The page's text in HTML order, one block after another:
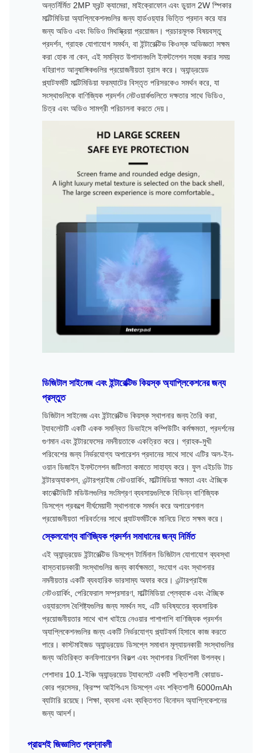
অন্তর্নির্মিত 2MP ফ্রন্ট ক্যামেরা, মাইক্রোফোন এবং ডুয়াল 2W স্পিকার
মাল্টিমিডিয়া অ্যাপ্লিকেশনগুলির জন্য হার্ডওয়্যার ভিত্তি প্রদান করে যার
জন্য অডিও এবং ভিডিও মিথস্ক্রিয়া প্রয়োজন। প্রচারমূলক বিষয়বস্তু
প্রদর্শন, গ্রাহক যোগাযোগ সমর্থন, বা ইন্টারেক্টিভ কিওস্ক অভিজ্ঞতা সক্ষম
করা হোক না কেন, এই সমন্বিত উপাদানগুলি ইনস্টলেশন সহজ করার সময়
বহিরাগত আনুষাঙ্গিকগুলির প্রয়োজনীয়তা হ্রাস করে। অ্যান্ড্রয়েড
প্ল্যাটফর্মটি মাল্টিমিডিয়া ফরম্যাটের বিস্তৃত পরিসরকেও সমর্থন করে, যা
সংস্থাগুলিকে বাণিজ্যিক প্রদর্শন নেটওয়ার্কগুলিতে দক্ষতার সাথে ভিডিও,
চিত্র এবং অডিও সামগ্রী পরিচালনা করতে দেয়।
ডিজিটাল সাইনেজ এবং ইন্টারেক্টিভ কিয়স্ক অ্যাপ্লিকেশনের জন্য
প্রস্তুত
ডিজিটাল সাইনেজ এবং ইন্টারেক্টিভ কিয়স্ক স্থাপনার জন্য তৈরি করা,
ট্যাবলেটটি একটি একক সমন্বিত ডিভাইসে কম্পিউটিং কর্মক্ষমতা, প্রদর্শনের
গুণমান এবং ইন্টারফেসের নমনীয়তাকে একত্রিত করে। গ্রাহক-মুখী
পরিবেশের জন্য নির্ভরযোগ্য অপারেশন প্রদানের সাথে সাথে এটির অল-ইন-
ওয়ান ডিজাইন ইনস্টলেশন জটিলতা কমাতে সাহায্য করে। ফুল এইচডি টাচ
ইন্টারঅ্যাকশন, এন্টারপ্রাইজ নেটওয়ার্কিং, মাল্টিমিডিয়া ক্ষমতা এবং ঐচ্ছিক
কানেক্টিভিটি মডিউলগুলির সংমিশ্রণ ব্যবসায়গুলিকে বিভিন্ন বাণিজ্যিক
ডিসপ্লে প্রকল্পে দীর্ঘমেয়াদী স্থাপনাকে সমর্থন করে অপারেশনাল
প্রয়োজনীয়তা পরিবর্তনের সাথে প্ল্যাটফর্মটিকে মানিয়ে নিতে সক্ষম করে।
স্কেলযোগ্য বাণিজ্যিক প্রদর্শন সমাধানের জন্য নির্মিত
এই অ্যান্ড্রয়েড ইন্টারেক্টিভ ডিসপ্লে টার্মিনাল ডিজিটাল যোগাযোগ ব্যবস্থা
বাস্তবায়নকারী সংস্থাগুলির জন্য কার্যক্ষমতা, সংযোগ এবং স্থাপনার
নমনীয়তার একটি ব্যবহারিক ভারসাম্য অফার করে। এন্টারপ্রাইজ
নেটওয়ার্কিং, পেরিফেরাল সম্প্রসারণ, মাল্টিমিডিয়া প্লেব্যাক এবং ঐচ্ছিক
ওয়্যারলেস বৈশিষ্ট্যগুলির জন্য সমর্থন সহ, এটি ভবিষ্যতের ব্যবসায়িক
প্রয়োজনীয়তার সাথে খাপ খাইয়ে নেওয়ার পাশাপাশি বাণিজ্যিক প্রদর্শন
অ্যাপ্লিকেশনগুলির জন্য একটি নির্ভরযোগ্য প্ল্যাটফর্ম হিসাবে কাজ করতে
পারে। কাস্টমাইজড অ্যান্ড্রয়েড ডিসপ্লে সমাধান মূল্যায়নকারী সংস্থাগুলির
জন্য অতিরিক্ত কনফিগারেশন বিকল্প এবং স্থাপনার নির্দেশিকা উপলব্ধ।
পেশাদার 10.1-ইঞ্চি অ্যান্ড্রয়েড ট্যাবলেটে একটি শক্তিশালী কোয়াড-
কোর প্রসেসর, ক্রিস্প আইপিএস ডিসপ্লে এবং শক্তিশালী 6000mAh
ব্যাটারি রয়েছে। শিক্ষা, ব্যবসা এবং ব্যক্তিগত বিনোদন অ্যাপ্লিকেশনের
জন্য আদর্শ।
প্রায়শই জিজ্ঞাসিত প্রশ্নাবলী